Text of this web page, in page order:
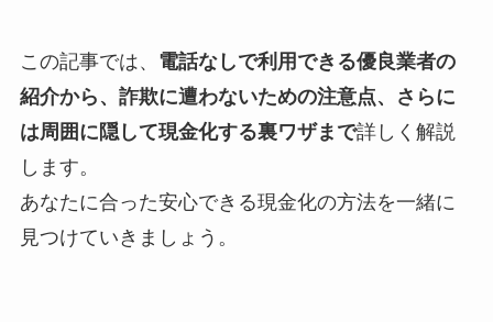
この記事では、 電話なしで利用できる優良業者の
紹介から、詐欺に遭わないための注意点、さらに
は周囲に隠して現金化する裏ワザまで詳しく解説
します。
あなたに合った安心できる現金化の方法を一緒に
見つけていきましょう。